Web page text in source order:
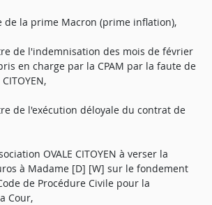
de la prime Macron (prime inflation),
de l'indemnisation des mois de février
en charge par la CPAM par la faute de
de l'exécution déloyale du contrat de
OVALE CITOYEN à verser la
à Madame [D] [W] sur le fondement
de Procédure Civile pour la
Cour,